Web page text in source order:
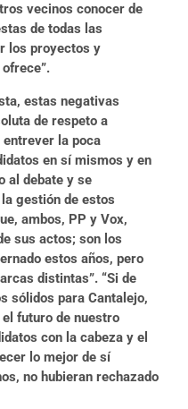
vecinos conocer de
de todas las
los proyectos y
estas negativas
de respeto a
la poca
en sí mismos y en
al debate y se
gestión de estos
ambos, PP y Vox,
sus actos; son los
estos años, pero
distintas”. “Si de
sólidos para Cantalejo,
futuro de nuestro
con la cabeza y el
lo mejor de sí
no hubieran rechazado